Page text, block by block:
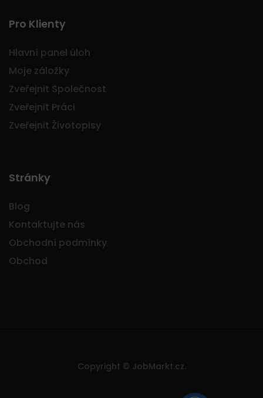
Pro Klienty
Hlavní panel úloh
Moje záložky
Zveřejnit Společnost
Zveřejnit Práci
Zveřejnit Životopisy
Stránky
Blog
Kontaktujte nás
Obchodní podmínky
Obchod
Copyright © JobMarkt.cz.